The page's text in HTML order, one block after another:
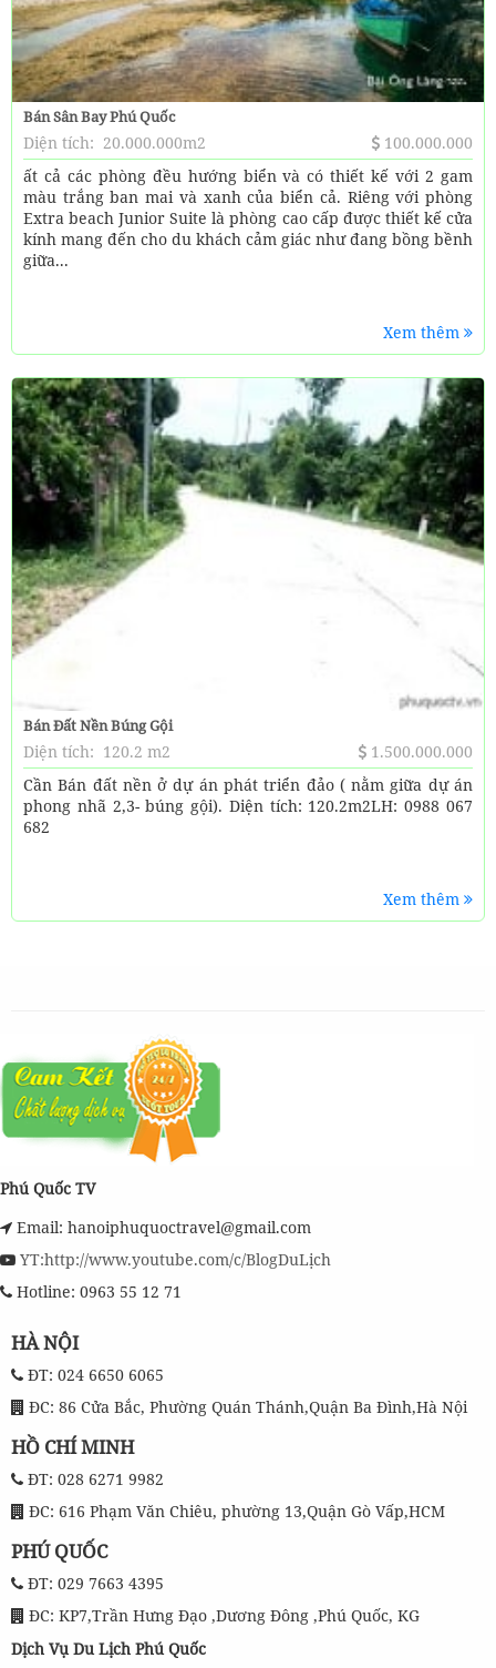
Bán Sân Bay Phú Quốc
Diện tích: 20.000.000m2
100.000.000
ất cả các phòng đều hướng biển và có thiết kế với 2 gam
màu trắng ban mai và xanh của biển cả. Riêng với phòng
Extra beach Junior Suite là phòng cao cấp được thiết kế cửa
kính mang đến cho du khách cảm giác như đang bồng bềnh
giữa...
Xem thêm
Bán Đất Nền Búng Gội
Diện tích: 120.2 m2
1.500.000.000
Cần Bán đất nền ở dự án phát triển đảo ( nằm giữa dự án
phong nhã 2,3- búng gội). Diện tích: 120.2m2LH: 0988 067
682
Xem thêm
Phú Quốc TV
Email: hanoiphuquoctravel@gmail.com
YT:http://www.youtube.com/c/BlogDuLịch
Hotline: 0963 55 12 71
HÀ NỘI
ĐT: 024 6650 6065
ĐC: 86 Cửa Bắc, Phường Quán Thánh,Quận Ba Đình,Hà Nội
HỒ CHÍ MINH
ĐT: 028 6271 9982
ĐC: 616 Phạm Văn Chiêu, phường 13,Quận Gò Vấp,HCM
PHÚ QUỐC
ĐT: 029 7663 4395
ĐC: KP7,Trần Hưng Đạo ,Dương Đông ,Phú Quốc, KG
Dịch Vụ Du Lịch Phú Quốc